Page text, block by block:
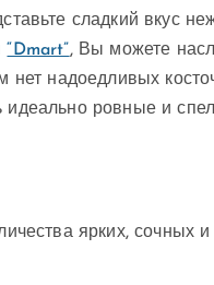
сладкий вкус
“Dmart”, Вы можете
нет надоедливых
идеально ровные и
ярких, сочных